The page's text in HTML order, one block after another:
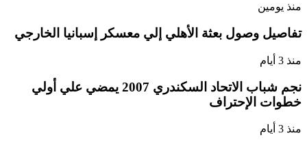
منذ يومين
تفاصيل وصول بعثة الأهلي إلي معسكر إسبانيا الخارجي
منذ 3 أيام
نجم شباب الاتحاد السكندري 2007 يمضي علي أولي
خطوات الإحتراف
منذ 3 أيام